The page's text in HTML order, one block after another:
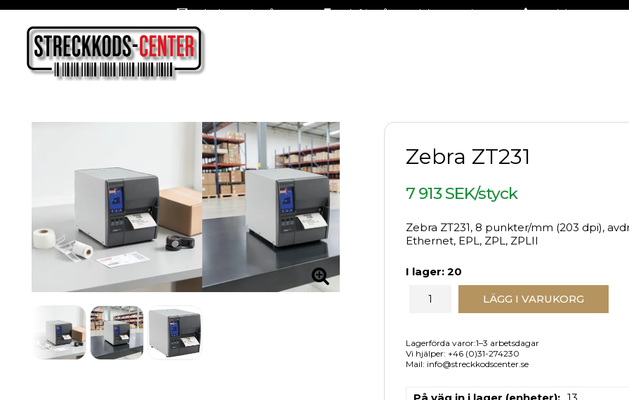
Oslagbara priser året om Fraktfritt på stora delar av sortimentet +46 (0)31-27 42 30
Zebra ZT231
7 913 SEK/styck
Zebra ZT231, 8 punkter/mm (203 dpi),
Ethernet, EPL, ZPL, ZPLII
I lager: 20
LÄGG I VARUKORG
Lagerförda varor:1–3 arbetsdagar
Vi hjälper: +46 (0)31-274230
Mail: info@streckkodscenter.se